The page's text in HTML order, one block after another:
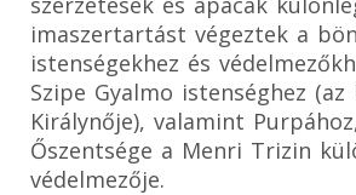
imaszertartást végeztek a bön
istenségekhez és
Szipe Gyalmo istenséghez (az
Királynője), valamint
Őszentsége a Menri Trizin
védelmezője.